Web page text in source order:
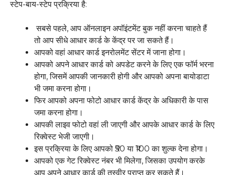
स्टेप-बाय-स्टेप प्रक्रिया है:
सबसे पहले, आप ऑनलाइन अपॉइंटमेंट बुक नहीं करना चाहते हैं
तो आप सीधे आधार कार्ड के केंद्र पर जा सकते हैं।
आपको वहां आधार कार्ड इनरोलमेंट सेंटर में जाना होगा।
आपको अपने आधार कार्ड को अपडेट करने के लिए एक फॉर्म भरना
होगा, जिसमें आपकी जानकारी होगी और आपको अपना बायोडाटा
भी जमा करना होगा।
फिर आपको अपना फोटो आधार कार्ड केंद्र के अधिकारी के पास
जमा करना होगा।
आपकी लाइव फोटो वहां ली जाएगी और आपके आधार कार्ड के लिए
रिक्वेस्ट भेजी जाएगी।
इस प्रक्रिया के लिए आपको ₹50 या ₹100 का शुल्क देना होगा।
आपको एक गेट रिक्वेस्ट नंबर भी मिलेगा, जिसका उपयोग करके
आप अपने आधार कार्ड की तस्वीर प्राप्त कर सकते हैं।